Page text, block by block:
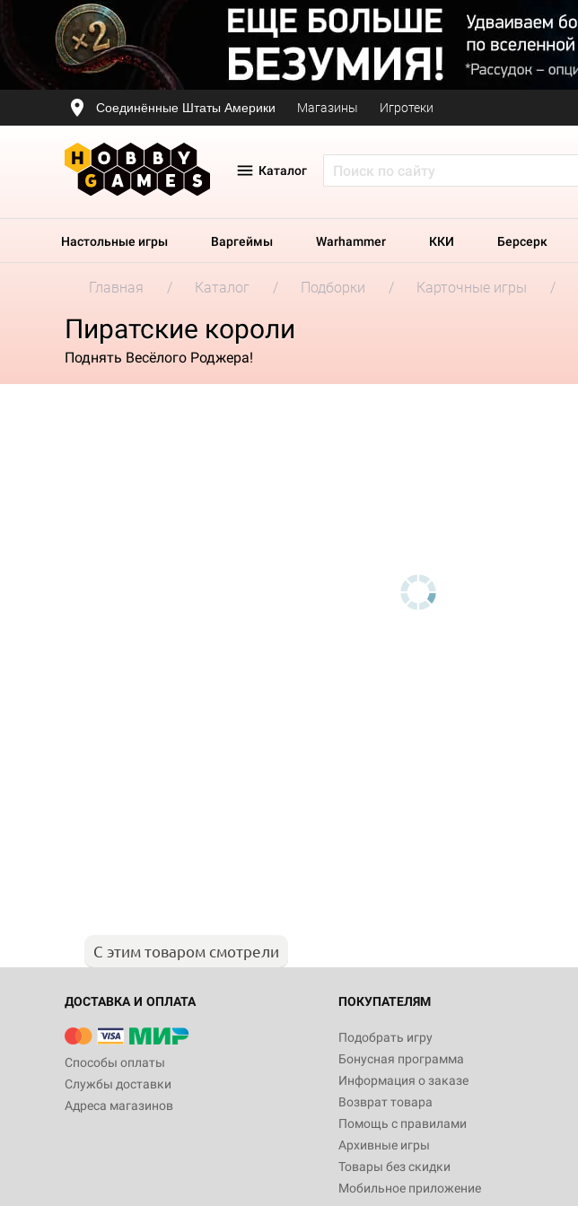
Соединённые Штаты Америки Магазины Игротеки
Каталог
Настольные игры Варгеймы Warhammer ККИ Берсерк
Главная Каталог Подборки Карточные игры
Пиратские короли
Поднять Весёлого Роджера!
С этим товаром смотрели
ДОСТАВКА И ОПЛАТА
Способы оплаты
Службы доставки
Адреса магазинов
ПОКУПАТЕЛЯМ
Подобрать игру
Бонусная программа
Информация о заказе
Возврат товара
Помощь с правилами
Архивные игры
Товары без скидки
Мобильное приложение